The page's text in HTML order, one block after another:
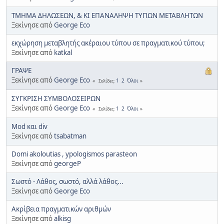
ΤΜΗΜΑ ΔΗΛΩΣΕΩΝ, & ΚΙ ΕΠΑΝΑΛΗΨΗ ΤΥΠΩΝ ΜΕΤΑΒΛΗΤΩΝ
Ξεκίνησε απόGeorge Eco
εκχώρηση μεταβλητής ακέραιου τύπου σε πραγματικού τύπου;
Ξεκίνησε από katkal
ΓΡΑΨΕ
Ξεκίνησε απόGeorge Eco Σελίδες 1 2 Όλοι
ΣΥΓΚΡΙΣΗ ΣΥΜΒΟΛΟΣΕΙΡΩΝ
Ξεκίνησε απόGeorge Eco Σελίδες 1 2 Όλοι
Mod και div
Ξεκίνησε απόtsabatman
Domi akoloutias , ypologismos parasteon
Ξεκίνησε απόgeorgeP
Σωστό - Λάθος, σωστό, αλλά λάθος...
Ξεκίνησε απόGeorge Eco
Ακρίβεια πραγματικών αριθμών
Ξεκίνησε απόalkisg